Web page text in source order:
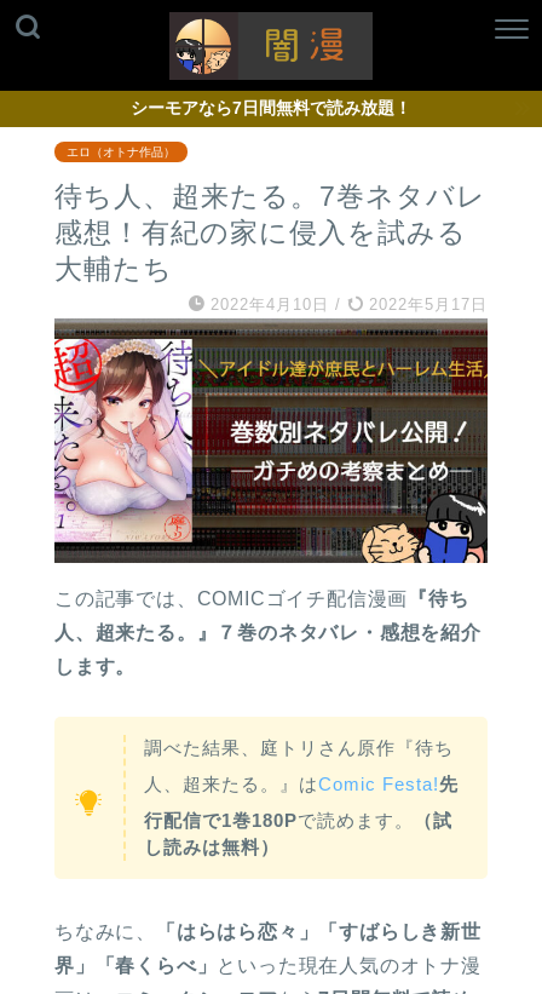
シーモアなら7日間無料で読み放題！
エロ（オトナ作品）
待ち人、超来たる。7巻ネタバレ
感想！有紀の家に侵入を試みる
大輔たち
2022年4月10日 / 2022年5月17日
この記事では、COMICゴイチ配信漫画 『待ち
人、超来たる。』７巻のネタバレ・感想を紹介
します。
調べた結果、庭トリさん原作『待ち
人、超来たる。』はComic Festa!先
行配信で1巻180Pで読めます。
（試
し読みは無料）
ちなみに、
「はらはら恋々」「すばらしき新世
界」「春くらべ」
といった現在人気のオトナ漫